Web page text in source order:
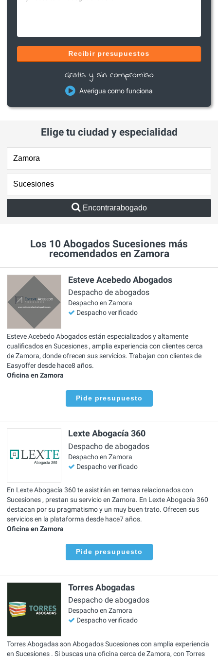
Recibir presupuestos
Gratis y sin compromiso
Averigua como funciona
Elige tu ciudad y especialidad
Encontrarabogado
Los 10 Abogados Sucesiones más
recomendados en Zamora
Esteve Acebedo Abogados
Despacho de abogados
Despacho en Zamora
Despacho verificado
Esteve Acebedo Abogados están especializados y altamente
cualificados en Sucesiones , amplia experiencia con clientes cerca
de Zamora, donde ofrecen sus servicios. Trabajan con clientes de
Easyoffer desde hace8 años.
Oficina en Zamora
Pide presupuesto
Lexte Abogacía 360
Despacho de abogados
Despacho en Zamora
Despacho verificado
En Lexte Abogacía 360 te asistirán en temas relacionados con
Sucesiones , prestan su servicio en Zamora. En Lexte Abogacía 360
destacan por su pragmatismo y un muy buen trato. Ofrecen sus
servicios en la plataforma desde hace7 años.
Oficina en Zamora
Pide presupuesto
Torres Abogadas
Despacho de abogados
Despacho en Zamora
Despacho verificado
Torres Abogadas son Abogados Sucesiones con amplia experiencia
en Sucesiones . Si buscas una oficina cerca de Zamora, con Torres